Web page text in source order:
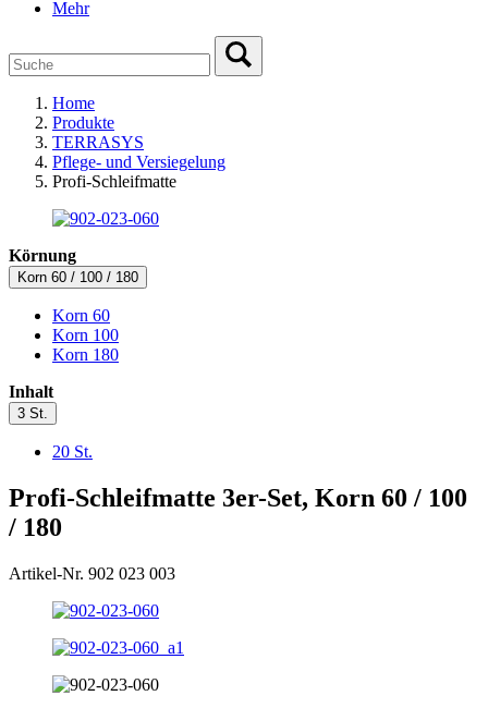
Mehr
Home
Produkte
TERRASYS
Pflege- und Versiegelung
Profi-Schleifmatte
Körnung
Korn 60 / 100 / 180
Korn 60
Korn 100
Korn 180
Inhalt
3 St.
20 St.
Profi-Schleifmatte 3er-Set, Korn 60 / 100
/ 180
Artikel-Nr. 902 023 003